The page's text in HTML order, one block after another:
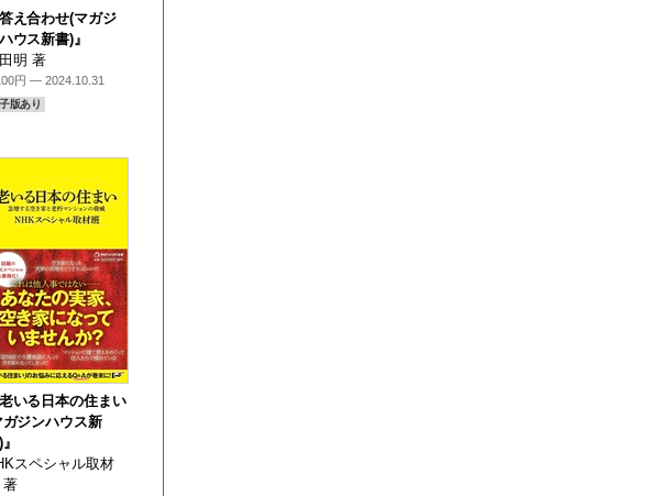
答え合わせ(マガジ
ウス新書)』
明 著
円 — 2024.10.31
版あり
老いる日本の住まい
ガジンハウス新
スペシャル取材
著